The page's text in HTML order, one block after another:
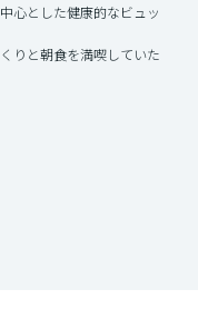
心とした健康的なビュッ
りと朝食を満喫していた